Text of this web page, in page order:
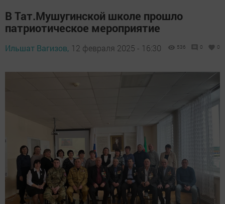
В Тат.Мушугинской школе прошло
патриотическое мероприятие
Ильшат Вагизов, 12 февраля 2025 - 16:30 536 0 0